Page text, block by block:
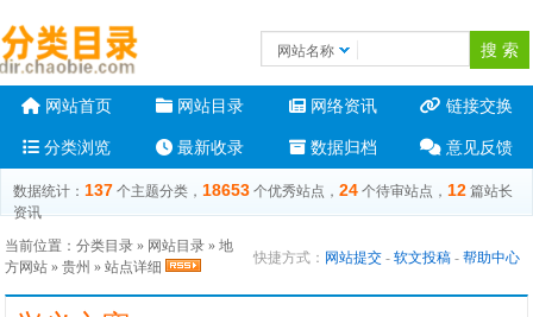
网站名称
网站首页 网站目录 网络资讯 链接交换
分类浏览 最新收录 数据归档 意见反馈
数据统计： 137 个主题分类， 18653 个优秀站点， 24 个待审站点， 12 篇站长
资讯
快捷方式： 网站提交 - 软文投稿 - 帮助中心
当前位置：分类目录 » 网站目录 »地
方网站 »贵州 » 站点详细